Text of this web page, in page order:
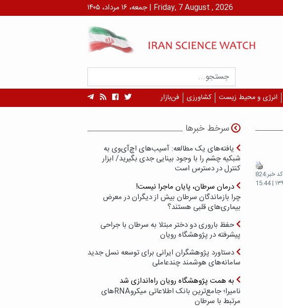
جمعه، ۱۶ مرداد، ۱۴۰۵ | Friday, 7 August , 2026
انرژی و محیط زیست کشاورزی فن‌بازار
کد خبر:824
سرخط خبرها
یافته‌های یک مطالعه: آسیب‌های اچ‌آی‌وی به
شبکیه چشم را با وجود بینایی جدی بگیرید/ ابزار
کنترل در دسترس است
درمان سرطان، پایان ماجرا نیست!
چرا بازماندگان سرطان بیش از دیگران در معرض
بیماری‌های قلبی هستند؟
حفظ باروری دو دختر مبتلا به سرطان با جراحی
پیشرفته در پژوهشگاه رویان
دستاورد پژوهشگران ایرانی برای توسعه نسل جدید
سامانه‌های هوشمند چندعاملی
به همت پژوهشگاه رویان راه‌اندازی شد
نامیرا؛ جامع‌ترین بانک اطلاعاتی میکروRNAهای
مرتبط با سرطان